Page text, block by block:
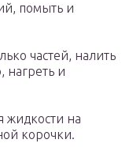
помыть и
частей, налить
нагреть и
жидкости на
корочки.